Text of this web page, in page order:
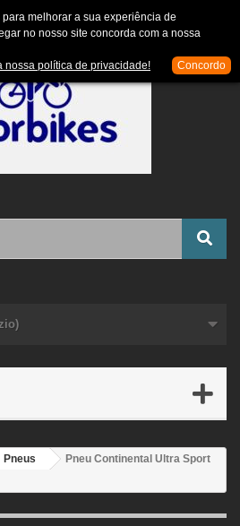
Contacte-nos
Pneus
Pneu Continental Ultra Sport
melhorar a sua experiência de
no nosso site concorda com a nossa
nossa política de privacidade!
Concordo